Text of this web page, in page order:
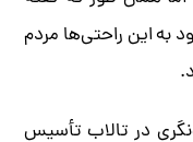
به این راحتی‌ها مردم
در تالاب تأسیس